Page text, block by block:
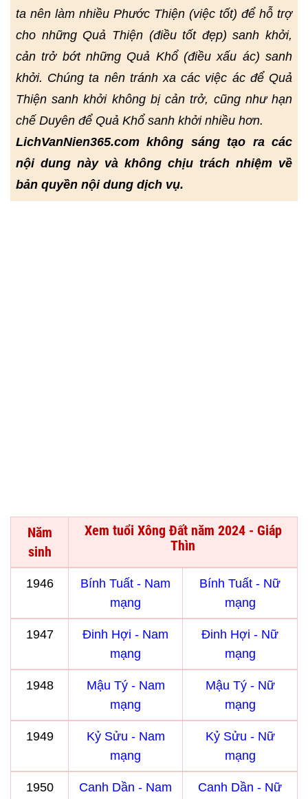
ta nên làm nhiều Phước Thiện (việc tốt) để hỗ trợ
cho những Quả Thiện (điều tốt đẹp) sanh khởi,
cản trở bớt những Quả Khổ (điều xấu ác) sanh
khởi. Chúng ta nên tránh xa các việc ác để Quả
Thiện sanh khởi không bị cản trở, cũng như hạn
chế Duyên để Quả Khổ sanh khởi nhiều hơn.
LichVanNien365.com không sáng tạo ra các
nội dung này và không chịu trách nhiệm về
bản quyền nội dung dịch vụ.
Năm
sinh
Xem tuổi Xông Đất năm 2024 - Giáp
Thìn
1946
Bính Tuất - Nam
mạng
Bính Tuất - Nữ
mạng
1947
Đinh Hợi - Nam
mạng
Đinh Hợi - Nữ
mạng
1948
Mậu Tý - Nam
mạng
Mậu Tý - Nữ
mạng
1949
Kỷ Sửu - Nam
mạng
Kỷ Sửu - Nữ
mạng
1950
Canh Dần - Nam
Canh Dần - Nữ